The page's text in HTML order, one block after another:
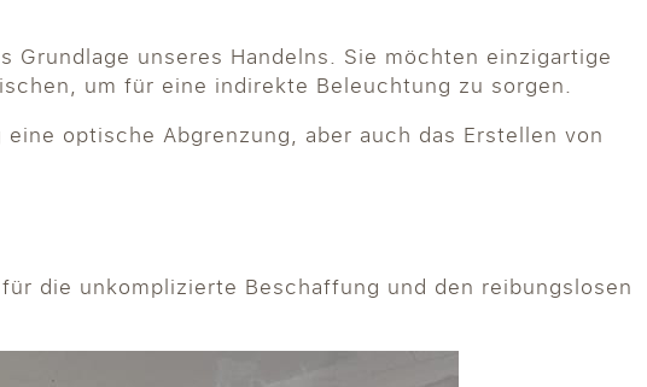
unseres Handelns. Sie möchten einzigartige
um für eine indirekte Beleuchtung zu sorgen.
optische Abgrenzung, aber auch das Erstellen von
die unkomplizierte Beschaffung und den reibungslosen